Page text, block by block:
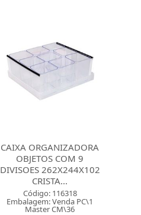
CAIXA ORGANIZADORA
OBJETOS COM 9
DIVISOES 262X244X102
CRISTA...
Código: 116318
Embalagem: Venda PC\1
Master CM\36